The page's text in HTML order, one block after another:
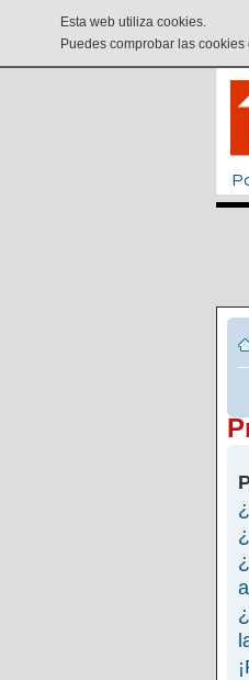
Esta web utiliza cookies.
Puedes comprobar las